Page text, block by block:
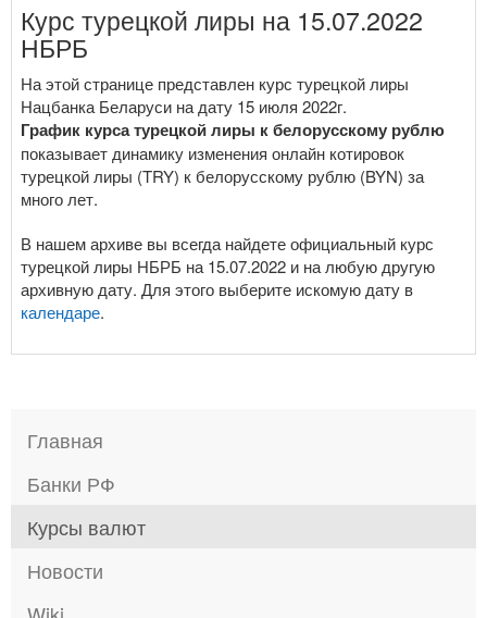
Курс турецкой лиры на 15.07.2022
НБРБ
На этой странице представлен курс турецкой лиры
Нацбанка Беларуси на дату 15 июля 2022г.
График курса турецкой лиры к белорусскому рублю
показывает динамику изменения онлайн котировок
турецкой лиры (TRY) к белорусскому рублю (BYN) за
много лет.
В нашем архиве вы всегда найдете официальный курс
турецкой лиры НБРБ на 15.07.2022 и на любую другую
архивную дату. Для этого выберите искомую дату в
календаре.
Главная
Банки РФ
Курсы валют
Новости